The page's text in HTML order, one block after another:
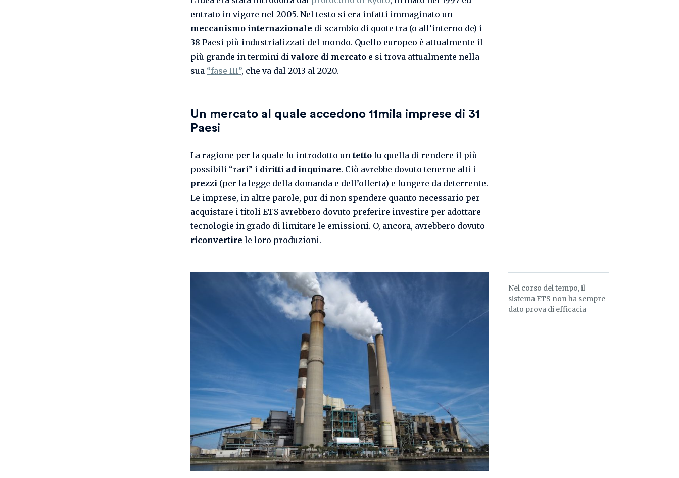
entrato in vigore nel 2005. Nel testo si era infatti immaginato un
meccanismo internazionale di scambio di quote tra (o all’interno de) i
38 Paesi più industrializzati del mondo. Quello europeo è attualmente il
più grande in termini di valore di mercato e si trova attualmente nella
sua “fase III”, che va dal 2013 al 2020.
Un mercato al quale accedono 11mila imprese di 31
Paesi
La ragione per la quale fu introdotto un tetto fu quella di rendere il più
possibili “rari” i diritti ad inquinare. Ciò avrebbe dovuto tenerne alti i
prezzi (per la legge della domanda e dell’offerta) e fungere da deterrente.
Le imprese, in altre parole, pur di non spendere quanto necessario per
acquistare i titoli ETS avrebbero dovuto preferire investire per adottare
tecnologie in grado di limitare le emissioni. O, ancora, avrebbero dovuto
riconvertire le loro produzioni.
Nel corso del tempo, il
sistema ETS non ha sempre
dato prova di efficacia